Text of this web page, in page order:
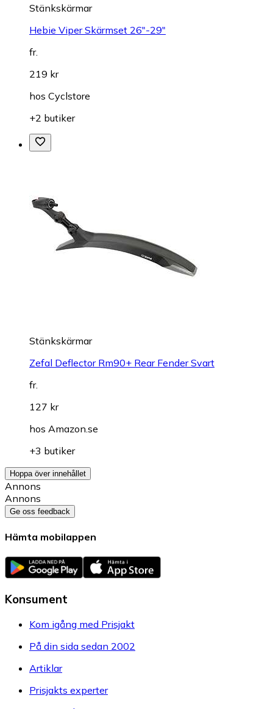
Stänkskärmar
Hebie Viper Skärmset 26"-29"
fr.
219 kr
hos Cyclstore
+2 butiker
Stänkskärmar
Zefal Deflector Rm90+ Rear Fender Svart
fr.
127 kr
hos Amazon.se
+3 butiker
Hoppa över innehållet
Annons
Annons
Ge oss feedback
Hämta mobilappen
Konsument
Kom igång med Prisjakt
På din sida sedan 2002
Artiklar
Prisjakts experter